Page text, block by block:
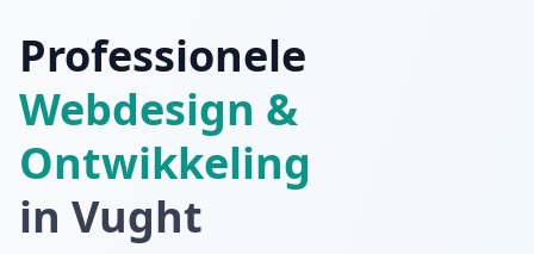
Professionele
Webdesign &
Ontwikkeling
in Vught